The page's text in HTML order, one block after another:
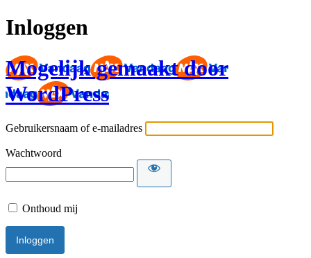
Inloggen
Mogelijk gemaakt door
WordPress
Gebruikersnaam of e-mailadres
Wachtwoord
Onthoud mij